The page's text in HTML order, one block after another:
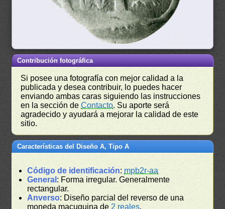
Contribución fotográfica
Si posee una fotografía con mejor calidad a la
publicada y desea contribuir, lo puedes hacer
enviando ambas caras siguiendo las instrucciones
en la sección deContacto. Su aporte será
agradecido y ayudará a mejorar la calidad de este
sitio.
Características del Diseño A, Tipo A
Código de identificación: mpb2r-aa
General : Forma irregular. Generalmente
rectangular.
Anverso: Diseño parcial del reverso de una
moneda macuquina de 2 reales.